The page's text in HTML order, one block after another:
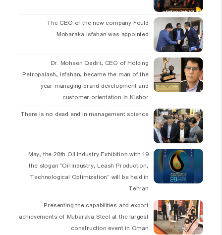
The CEO of the new company Fould
Mobaraka Isfahan was appointed
Dr. Mohsen Qadiri, CEO of Holding
Petropalash, Isfahan, became the man of the
year managing brand development and
customer orientation in Kishor
There is no dead end in management science
19 May, the 28th Oil Industry Exhibition with
the slogan “Oil Industry, Leash Production,
Technological Optimization” will be held in
Tehran
Presenting the capabilities and export
achievements of Mubaraka Steel at the largest
construction event in Oman